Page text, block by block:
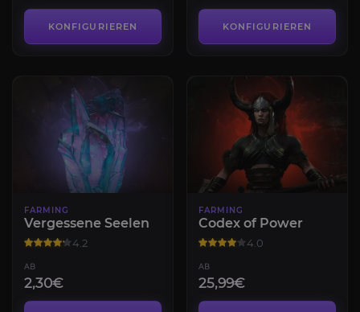
KONFIGURIEREN KONFIGURIEREN
FARMING
Vergessene Seelen
4.2
AB
2,30€
FARMING
Codex of Power
4.0
AB
25,99€